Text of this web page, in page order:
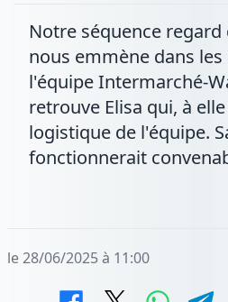
Notre séquence regard
nous emmène dans
l'équipe Intermarché-
retrouve Elisa qui, à
logistique de l'équipe.
fonctionnerait
le 28/06/2025 à 11:00